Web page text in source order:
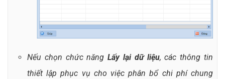
Nếu chọn chức năngLấy lại dữ liệu, các thông tin
thiết lập phục vụ cho việc phân bổ chi phí chung